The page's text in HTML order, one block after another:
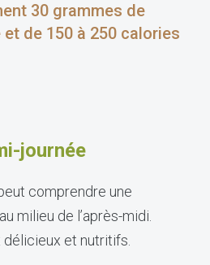
30 grammes de
de 150 à 250 calories
journée
comprendre une
milieu de l’après-midi.
et nutritifs.